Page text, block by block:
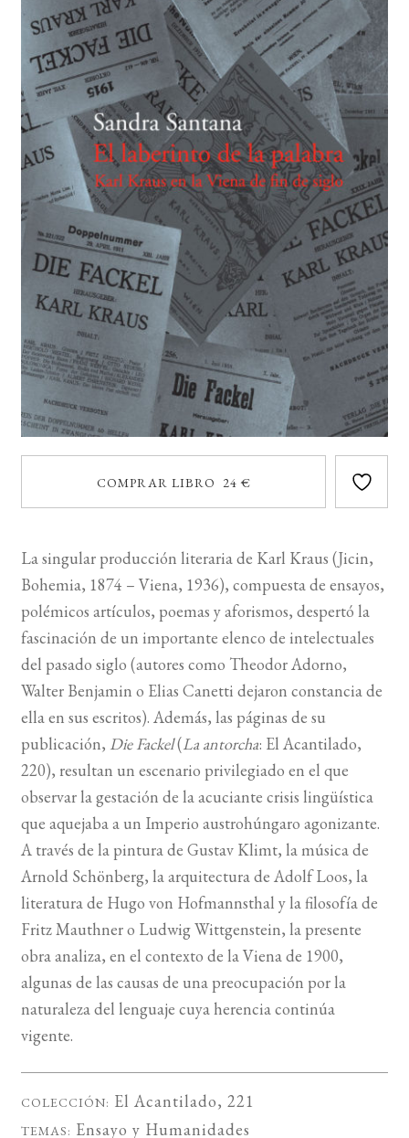
BUSCAR
LISTA DE LIBROS
COMPRAR LIBRO 24 €
La singular producción literaria de Karl Kraus (Jicin,
Bohemia, 1874 – Viena, 1936), compuesta de ensayos,
polémicos artículos, poemas y aforismos, despertó la
fascinación de un importante elenco de intelectuales
del pasado siglo (autores como Theodor Adorno,
Walter Benjamin o Elias Canetti dejaron constancia de
ella en sus escritos). Además, las páginas de su
publicación, Die Fackel(La antorcha: El Acantilado,
220), resultan un escenario privilegiado en el que
observar la gestación de la acuciante crisis lingüística
que aquejaba a un Imperio austrohúngaro agonizante.
A través de la pintura de Gustav Klimt, la música de
Arnold Schönberg, la arquitectura de Adolf Loos, la
literatura de Hugo von Hofmannsthal y la filosofía de
Fritz Mauthner o Ludwig Wittgenstein, la presente
obra analiza, en el contexto de la Viena de 1900,
algunas de las causas de una preocupación por la
naturaleza del lenguaje cuya herencia continúa
vigente.
COLECCIÓN: El Acantilado, 221
TEMAS: Ensayo y Humanidades